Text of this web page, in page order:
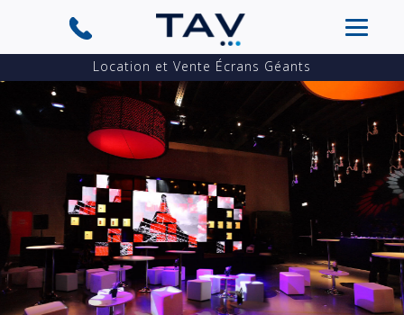
Location et Vente Écrans Géants